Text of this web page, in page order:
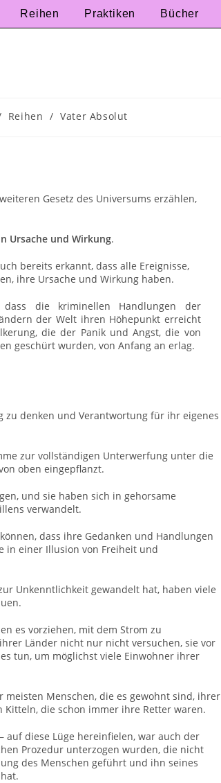
Reihen Praktiken Bücher
Reihen / Vater Absolut
Gesetz des Universums erzählen,
Ursache und Wirkung.
bereits erkannt, dass alle Ereignisse,
ihre Ursache und Wirkung haben.
die kriminellen Handlungen der
der Welt ihren Höhepunkt erreicht
die der Panik und Angst, die von
geschürt wurden, von Anfang an erlag.
zu denken und Verantwortung für ihr eigenes
zur vollständigen Unterwerfung unter die
oben eingepflanzt.
und sie haben sich in gehorsame
verwandelt.
dass ihre Gedanken und Handlungen
in einer Illusion von Freiheit und
Unkenntlichkeit gewandelt hat, haben viele
es vorziehen, mit dem Strom zu
Länder nicht nur nicht versuchen, sie vor
tun, um möglichst viele Einwohner ihrer
Menschen, die es gewohnt sind, ihrer
die schon immer ihre Retter waren.
auf diese Lüge hereinfielen, war auch der
Prozedur unterzogen wurden, die nicht
des Menschen geführt und ihn seines